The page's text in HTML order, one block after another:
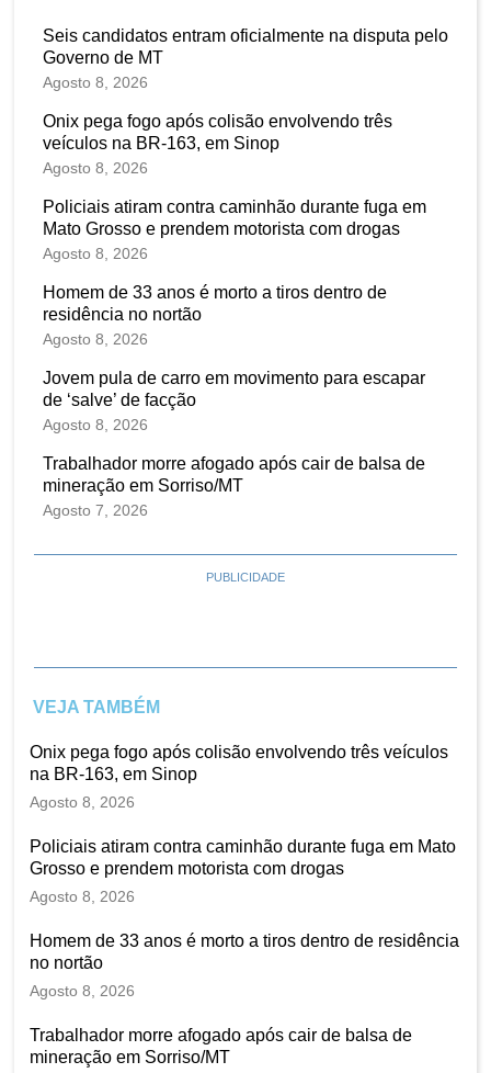
Seis candidatos entram oficialmente na disputa pelo
Governo de MT
Agosto 8, 2026
Onix pega fogo após colisão envolvendo três
veículos na BR-163, em Sinop
Agosto 8, 2026
Policiais atiram contra caminhão durante fuga em
Mato Grosso e prendem motorista com drogas
Agosto 8, 2026
Homem de 33 anos é morto a tiros dentro de
residência no nortão
Agosto 8, 2026
Jovem pula de carro em movimento para escapar
de ‘salve’ de facção
Agosto 8, 2026
Trabalhador morre afogado após cair de balsa de
mineração em Sorriso/MT
Agosto 7, 2026
PUBLICIDADE
VEJA TAMBÉM
Onix pega fogo após colisão envolvendo três veículos
na BR-163, em Sinop
Agosto 8, 2026
Policiais atiram contra caminhão durante fuga em Mato
Grosso e prendem motorista com drogas
Agosto 8, 2026
Homem de 33 anos é morto a tiros dentro de residência
no nortão
Agosto 8, 2026
Trabalhador morre afogado após cair de balsa de
mineração em Sorriso/MT